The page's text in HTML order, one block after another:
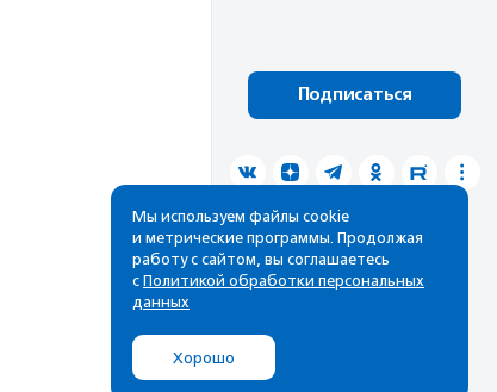
Подписаться
Мы используем файлы cookie
и метрические программы. Продолжая
работу с сайтом, вы соглашаетесь
с Политикой обработки персональных
данных
Хорошо